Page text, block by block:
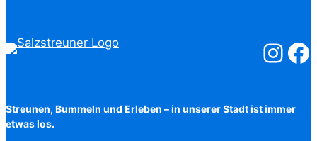
Streunen, Bummeln und Erleben – in unserer Stadt ist immer
etwas los.